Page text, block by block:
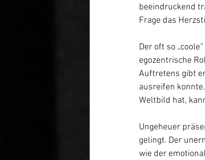
beeindruckend
Frage das
Der oft so
egozentrische
Auftretens gibt
ausreifen
Weltbild hat,
Ungeheuer
gelingt. Der
wie der